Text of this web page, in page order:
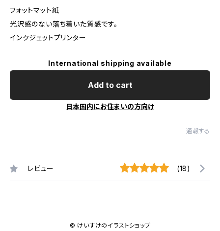
フォットマット紙
光沢感のない落ち着いた質感です。
インクジェットプリンター
International shipping available
Add to cart
日本国内にお住まいの方向け
通報する
レビュー (18)
© けいすけのイラストショップ